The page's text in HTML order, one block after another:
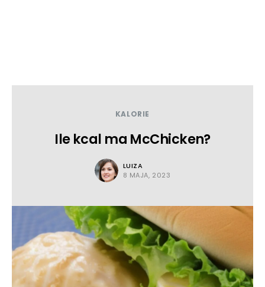
KALORIE
Ile kcal ma McChicken?
LUIZA
8 MAJA, 2023